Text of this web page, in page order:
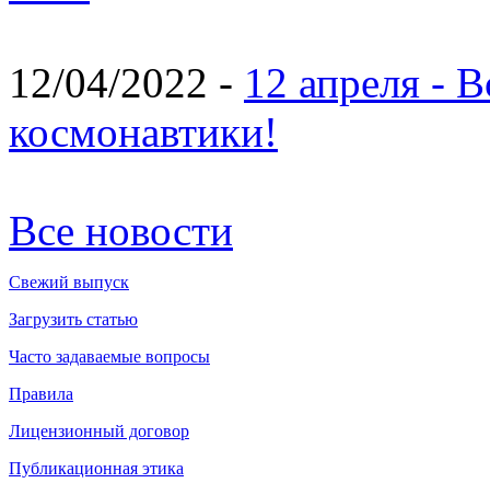
12/04/2022 - 12 апреля -
космонавтики!
Все новости
Свежий выпуск
Загрузить статью
Часто задаваемые вопросы
Правила
Лицензионный договор
Публикационная этика